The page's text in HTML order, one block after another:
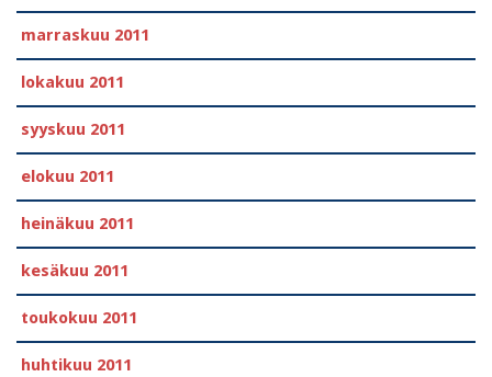
marraskuu 2011
lokakuu 2011
syyskuu 2011
elokuu 2011
heinäkuu 2011
kesäkuu 2011
toukokuu 2011
huhtikuu 2011